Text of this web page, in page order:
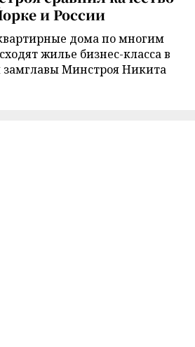
и России
дома по многим
жилье бизнес-класса в
Минстроя Никита